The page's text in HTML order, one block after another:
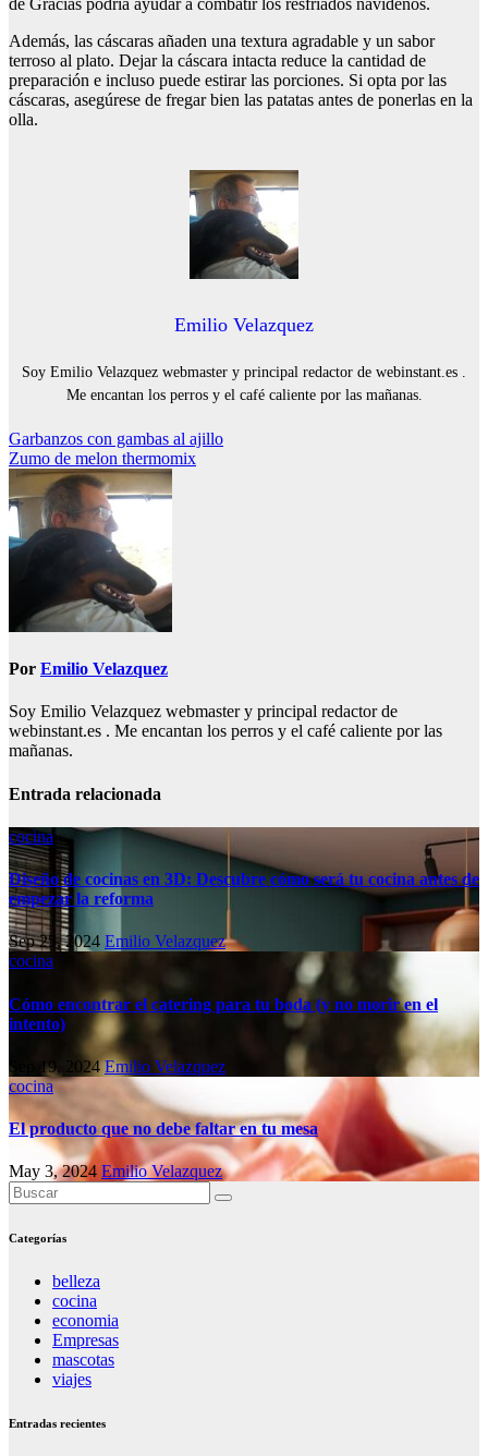
Además, las cáscaras añaden una textura agradable y un sabor
terroso al plato. Dejar la cáscara intacta reduce la cantidad de
preparación e incluso puede estirar las porciones. Si opta por las
cáscaras, asegúrese de fregar bien las patatas antes de ponerlas en la
olla.
Emilio Velazquez
Soy Emilio Velazquez webmaster y principal redactor de webinstant.es .
Me encantan los perros y el café caliente por las mañanas.
Navegación
de
entradas
Garbanzos con gambas al ajillo
Zumo de melon thermomix
Por Emilio Velazquez
Soy Emilio Velazquez webmaster y principal redactor de
webinstant.es . Me encantan los perros y el café caliente por las
mañanas.
Entrada relacionada
cocina
Diseño de cocinas en 3D: Descubre cómo será tu cocina antes de
empezar la reforma
Sep 25, 2024 Emilio Velazquez
cocina
Cómo encontrar el catering para tu boda (y no morir en el
intento)
Sep 19, 2024Emilio Velazquez
cocina
El producto que no debe faltar en tu mesa
May 3, 2024 Emilio Velazquez
Categorías
belleza
cocina
economia
Empresas
mascotas
viajes
Entradas recientes